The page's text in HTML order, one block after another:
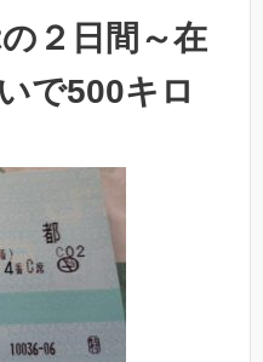
２日間～在
で500キロ